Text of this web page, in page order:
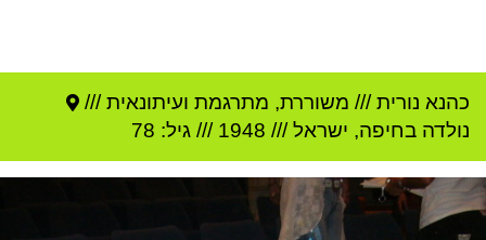
כהנא נורית/// משוררת, מתרגמת ועיתונאית ///
נולדה בחיפה, ישראל///
1948 /// גיל: 78